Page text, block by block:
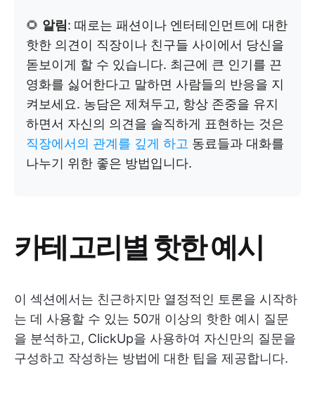
🌻 알림: 때로는 패션이나 엔터테인먼트에 대한
핫한 의견이 직장이나 친구들 사이에서 당신을
돋보이게 할 수 있습니다. 최근에 큰 인기를 끈
영화를 싫어한다고 말하면 사람들의 반응을 지
켜보세요. 농담은 제쳐두고, 항상 존중을 유지
하면서 자신의 의견을 솔직하게 표현하는 것은
직장에서의 관계를 깊게 하고 동료들과 대화를
나누기 위한 좋은 방법입니다.
카테고리별 핫한 예시
이 섹션에서는 친근하지만 열정적인 토론을 시작하
는 데 사용할 수 있는 50개 이상의 핫한 예시 질문
을 분석하고, ClickUp을 사용하여 자신만의 질문을
구성하고 작성하는 방법에 대한 팁을 제공합니다.